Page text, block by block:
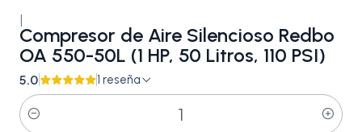
Compresor de Aire Silencioso Redbo
OA 550-50L (1 HP, 50 Litros, 110 PSI)
5.0 1 reseña
Cantidad